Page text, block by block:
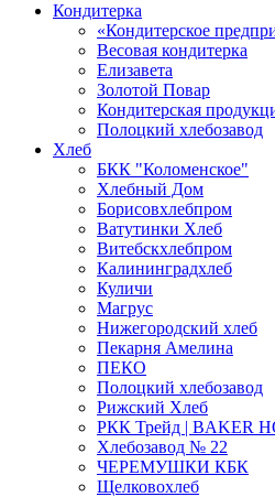
Кондитерка
«Кондитерское
Весовая кондитерка
Елизавета
Золотой Повар
Кондитерская
Полоцкий хлебозавод
Хлеб
БКК "Коломенское"
Хлебный Дом
Борисовхлебпром
Ватутинки Хлеб
Витебскхлебпром
Калининградхлеб
Куличи
Магрус
Нижегородский хлеб
Пекарня Амелина
ПЕКО
Полоцкий хлебозавод
Рижский Хлеб
РКК Трейд | BAKER
Хлебозавод № 22
ЧЕРЕМУШКИ КБК
Щелковохлеб